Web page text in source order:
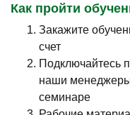
Как пройти
Закажите
счет
Подключайтесь
наши менеджеры
семинаре